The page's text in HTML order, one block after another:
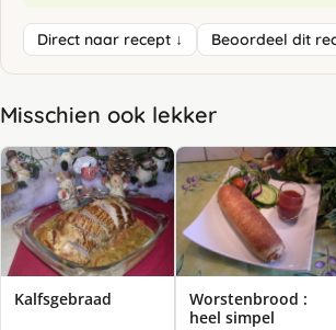
Direct naar recept ↓ Beoordeel dit
Misschien ook lekker
Kalfsgebraad
Worstenbrood :
heel simpel